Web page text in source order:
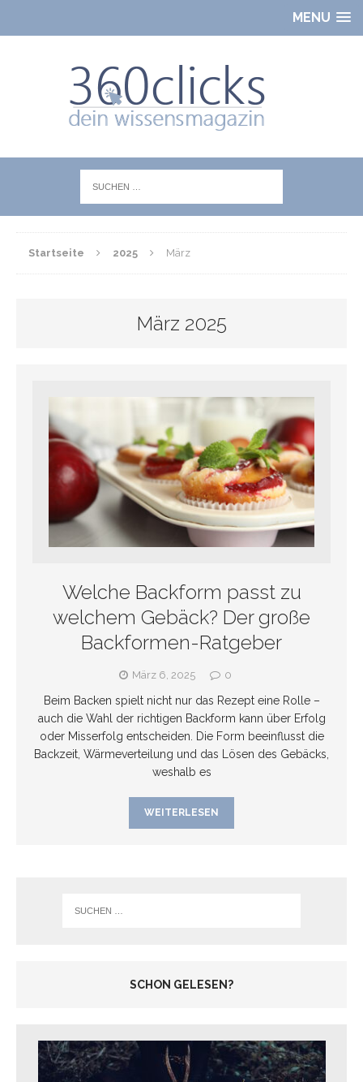
MENU
Startseite 2025 März
März 2025
Welche Backform passt zu
welchem Gebäck? Der große
Backformen-Ratgeber
März 6, 2025 0
Beim Backen spielt nicht nur das Rezept eine Rolle –
auch die Wahl der richtigen Backform kann über Erfolg
oder Misserfolg entscheiden. Die Form beeinflusst die
Backzeit, Wärmeverteilung und das Lösen des Gebäcks,
weshalb es
WEITERLESEN
SCHON GELESEN?